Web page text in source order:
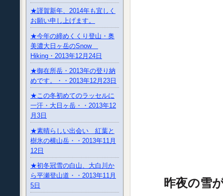
★謹賀新年、2014年も宜しく
お願い申し上げます。
★今年の締めくくり登山・奥
美濃大日ヶ岳のSnow
Hiking・2013年12月24日
★御在所岳・2013年の登り納
めです。・・2013年12月23日
★この冬初めてのラッセルに
一汗・大日ヶ岳・・2013年12
月3日
★素晴らしい出会い 紅葉と
樹氷の横山岳・・2013年11月
12日
★初冬冠雪の白山、大白川か
ら平瀬登山道・・2013年11月
5日
昨夜の雪